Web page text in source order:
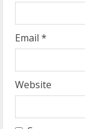
Email *
Website